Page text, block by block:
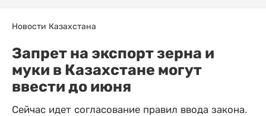
Новости Казахстана
Запрет на экспорт зерна и
муки в Казахстане могут
ввести до июня
Сейчас идет согласование правил ввода закона.